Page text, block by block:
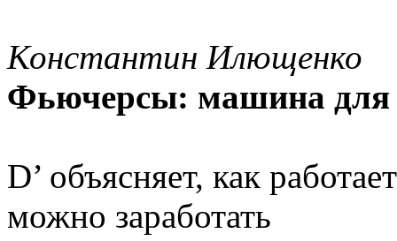
Константин Илющенко
Фьючерсы: машина для
D’ объясняет, как
можно заработать